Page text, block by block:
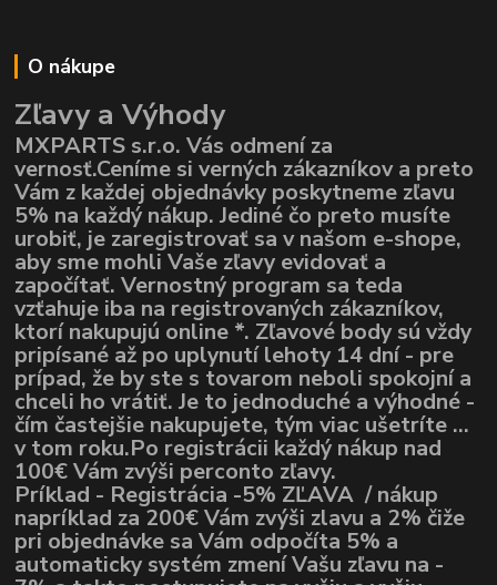
O nákupe
Zľavy a Výhody
MXPARTS s.r.o. Vás odmení za
vernosť.Ceníme si verných zákazníkov a preto
Vám z každej objednávky poskytneme zľavu
5% na každý nákup. Jediné čo preto musíte
urobiť, je zaregistrovať sa v našom e-shope,
aby sme mohli Vaše zľavy evidovať a
započítať. Vernostný program sa teda
vzťahuje iba na registrovaných zákazníkov,
ktorí nakupujú online *. Zľavové body sú vždy
pripísané až po uplynutí lehoty 14 dní - pre
prípad, že by ste s tovarom neboli spokojní a
chceli ho vrátiť. Je to jednoduché a výhodné -
čím častejšie nakupujete, tým viac ušetríte ...
v tom roku.Po registrácii každý nákup nad
100€ Vám zvýši perconto zľavy.
Príklad - Registrácia -5% ZĽAVA / nákup
napríklad za 200€ Vám zvýši zlavu a 2% čiže
pri objednávke sa Vám odpočíta 5% a
automaticky systém zmení Vašu zľavu na -